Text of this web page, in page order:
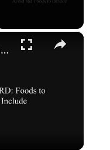
×
Dietary Changes and GERD: Foods to Avoid and Foods to Include